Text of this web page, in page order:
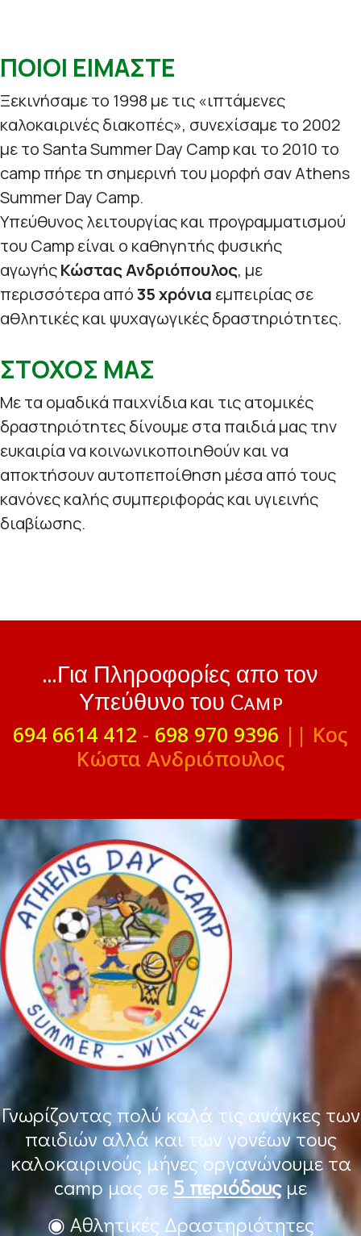
ΠΟΙΟΙ ΕΙΜΑΣΤΕ
Ξεκινήσαμε το 1998 με τις «ιπτάμενες
καλοκαιρινές διακοπές», συνεχίσαμε το 2002
με το Santa Summer Day Camp και το 2010 το
camp πήρε τη σημερινή του μορφή σαν Athens
Summer Day Camp.
Υπεύθυνος λειτουργίας και προγραμματισμού
του Camp είναι ο καθηγητής φυσικής
αγωγήςΚώστας Ανδριόπουλος, με
περισσότερα από35 χρόνια εμπειρίας σε
αθλητικές και ψυχαγωγικές δραστηριότητες.
ΣΤΟΧΟΣ ΜΑΣ
Με τα ομαδικά παιχνίδια και τις ατομικές
δραστηριότητες δίνουμε στα παιδιά μας την
ευκαιρία να κοινωνικοποιηθούν και να
αποκτήσουν αυτοπεποίθηση μέσα από τους
κανόνες καλής συμπεριφοράς και υγιεινής
διαβίωσης.
...Για Πληροφορίες απο τον
Υπεύθυνο του Camp
694 6614 412 - 698 970 9396 || Κος
Κώστα Ανδριόπουλος
Γνωρίζοντας πολύ καλά τις ανάγκες των
παιδιών αλλά και των γονέων τους
καλοκαιρινούς μήνες οργανώνουμε τα
camp μας σε 5 περιόδουςμε
◉ Αθλητικές Δραστηριότητες